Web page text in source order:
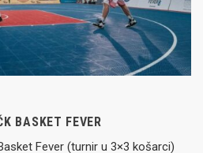
BASKET FEVER
Fever (turnir u 3×3 košarci)